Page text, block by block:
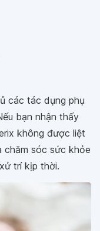
các tác dụng phụ
bạn nhận thấy
không được liệt
chăm sóc sức khỏe
trí kịp thời.